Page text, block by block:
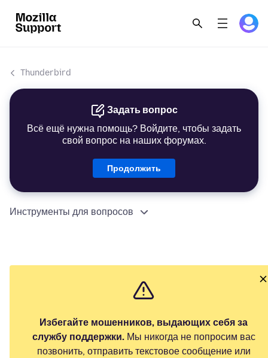
Thunderbird
Задать вопрос
Всё ещё нужна помощь? Войдите, чтобы задать
свой вопрос на наших форумах.
Продолжить
Инструменты для вопросов
Избегайте мошенников, выдающих себя за
службу поддержки.Мы никогда не попросим вас
позвонить, отправить текстовое сообщение или